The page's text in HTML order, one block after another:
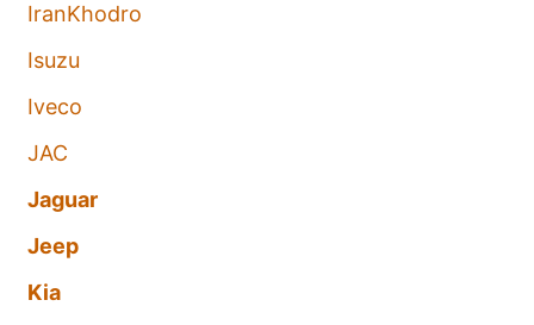
IranKhodro
Isuzu
Iveco
JAC
Jaguar
Jeep
Kia